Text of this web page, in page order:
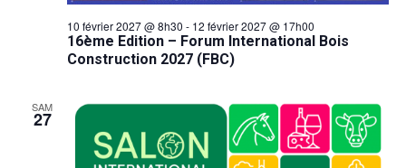
16ème Edition – Forum International Bois
Construction 2027 (FBC)
10 février 2027 @ 8h30 - 12 février 2027 @ 17h00
SAM
27